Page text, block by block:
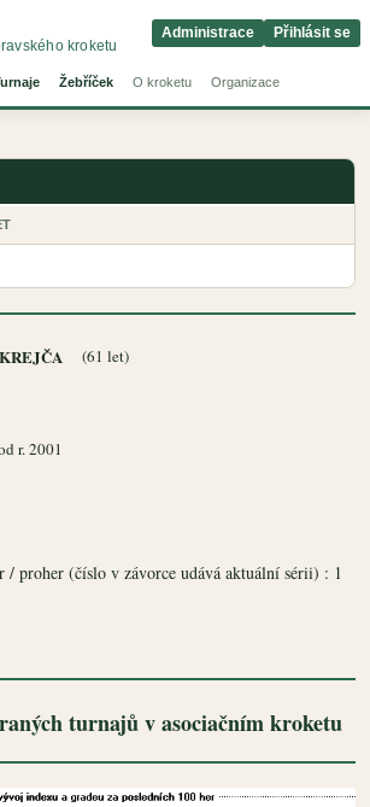
kroketu
Žebříček O kroketu Organizace
Administrace Přihlásit se
(61 let)
r. 2001
/ proher (číslo v závorce udává aktuální sérii) : 1
turnajů v asociačním kroketu